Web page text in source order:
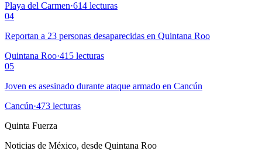
Playa del Carmen·614 lecturas
04
Reportan a 23 personas desaparecidas en Quintana Roo
Quintana Roo·415 lecturas
05
Joven es asesinado durante ataque armado en Cancún
Cancún·473 lecturas
Quinta Fuerza
Noticias de México, desde Quintana Roo